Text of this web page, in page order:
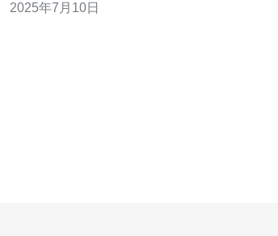
网络是指跨国运营商之间的高速连接网络，通
2025年7月10日